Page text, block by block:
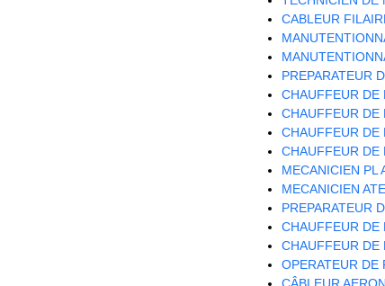
CABLEUR
PREPARATEUR
CHAUFFEUR DE
CHAUFFEUR DE
CHAUFFEUR DE
CHAUFFEUR DE
MECANICIEN PL
MECANICIEN
PREPARATEUR
CHAUFFEUR DE
CHAUFFEUR DE
OPERATEUR DE